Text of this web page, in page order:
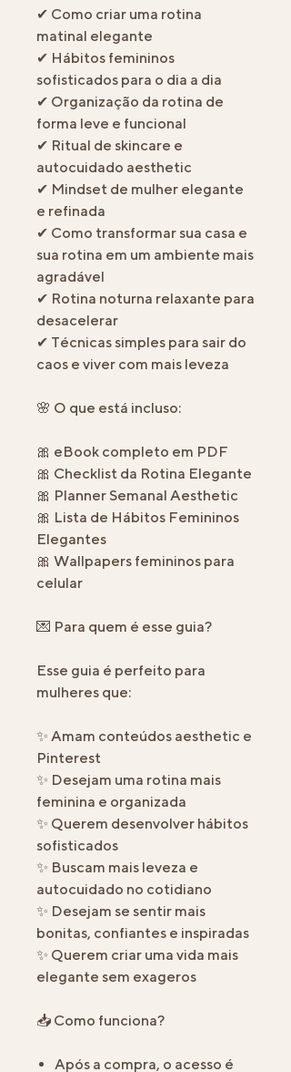
✔ Como criar uma rotina
matinal elegante
✔ Hábitos femininos
sofisticados para o dia a dia
✔ Organização da rotina de
forma leve e funcional
✔ Ritual de skincare e
autocuidado aesthetic
✔ Mindset de mulher elegante
e refinada
✔ Como transformar sua casa e
sua rotina em um ambiente mais
agradável
✔ Rotina noturna relaxante para
desacelerar
✔ Técnicas simples para sair do
caos e viver com mais leveza
🌸 O que está incluso:
🎀 eBook completo em PDF
🎀 Checklist da Rotina Elegante
🎀 Planner Semanal Aesthetic
🎀 Lista de Hábitos Femininos
Elegantes
🎀 Wallpapers femininos para
celular
💌 Para quem é esse guia?
Esse guia é perfeito para
mulheres que:
✨ Amam conteúdos aesthetic e
Pinterest
✨ Desejam uma rotina mais
feminina e organizada
✨ Querem desenvolver hábitos
sofisticados
✨ Buscam mais leveza e
autocuidado no cotidiano
✨ Desejam se sentir mais
bonitas, confiantes e inspiradas
✨ Querem criar uma vida mais
elegante sem exageros
📥 Como funciona?
Após a compra, o acesso é